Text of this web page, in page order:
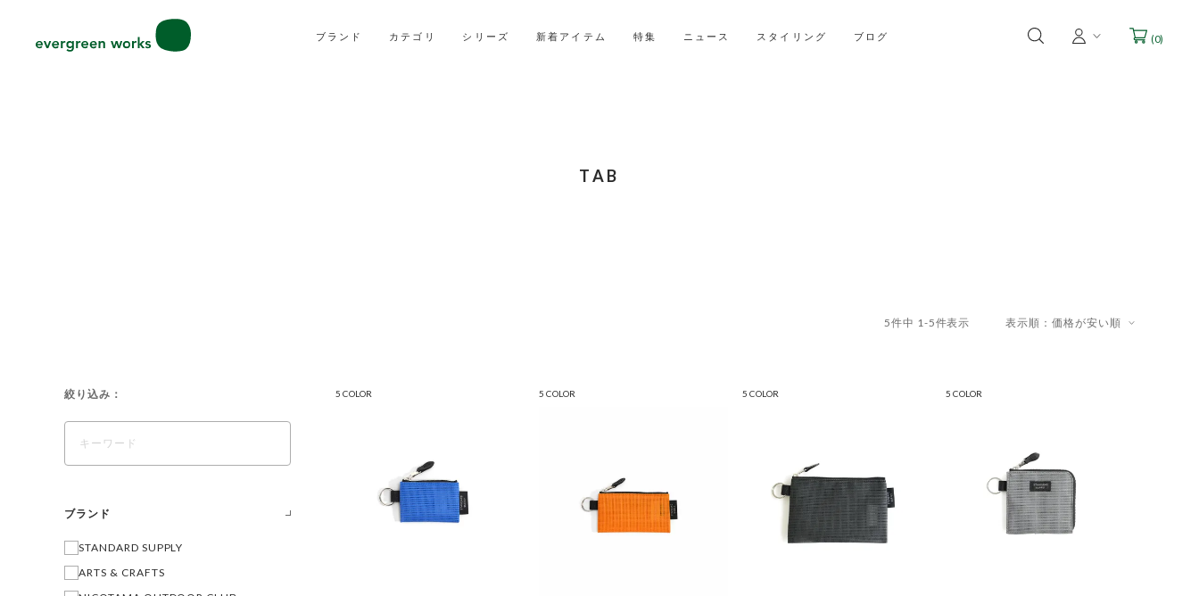
ブランド カテゴリ シリーズ 新着アイテム 特集 ニュース スタイリング ブログ (0)
TAB
絞り込み
ブランド
STANDARD SUPPLY
ARTS & CRAFTS
表示順：価格が安い順
5件中 1-5件表示
5 COLOR 5 COLOR 5 COLOR 5 COLOR